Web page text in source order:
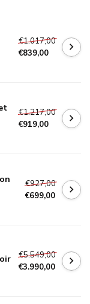
€1.017,00
€839,00
€1.217,00
€919,00
€927,00
€699,00
€5.549,00
€3.990,00